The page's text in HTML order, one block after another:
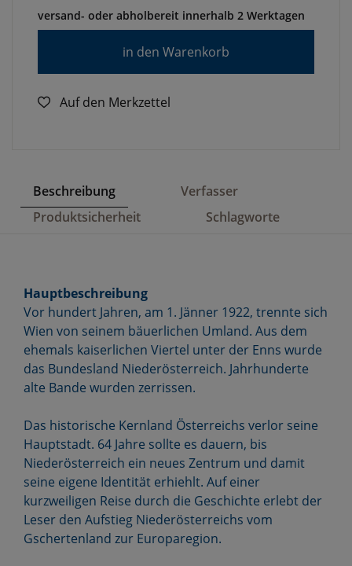
versand- oder abholbereit innerhalb 2 Werktagen
in den Warenkorb
Auf den Merkzettel
Beschreibung
Verfasser
Produktsicherheit
Schlagworte
Hauptbeschreibung
Vor hundert Jahren, am 1. Jänner 1922, trennte sich
Wien von seinem bäuerlichen Umland. Aus dem
ehemals kaiserlichen Viertel unter der Enns wurde
das Bundesland Niederösterreich. Jahrhunderte
alte Bande wurden zerrissen.
Das historische Kernland Österreichs verlor seine
Hauptstadt. 64 Jahre sollte es dauern, bis
Niederösterreich ein neues Zentrum und damit
seine eigene Identität erhiehlt. Auf einer
kurzweiligen Reise durch die Geschichte erlebt der
Leser den Aufstieg Niederösterreichs vom
Gschertenland zur Europaregion.